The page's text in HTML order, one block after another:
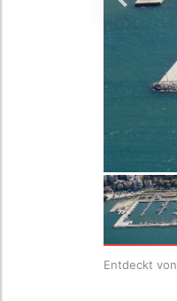
Entdeckt von